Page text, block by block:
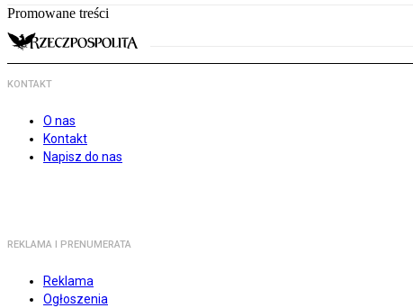
Promowane treści
KONTAKT
O nas
Kontakt
Napisz do nas
REKLAMA I PRENUMERATA
Reklama
Ogłoszenia